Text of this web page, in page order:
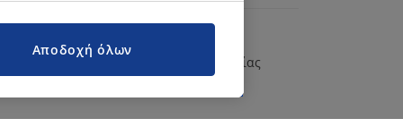
και προϋποθέσεις JYSK - Αιτήσεις εργασίας
Αποδοχή όλων